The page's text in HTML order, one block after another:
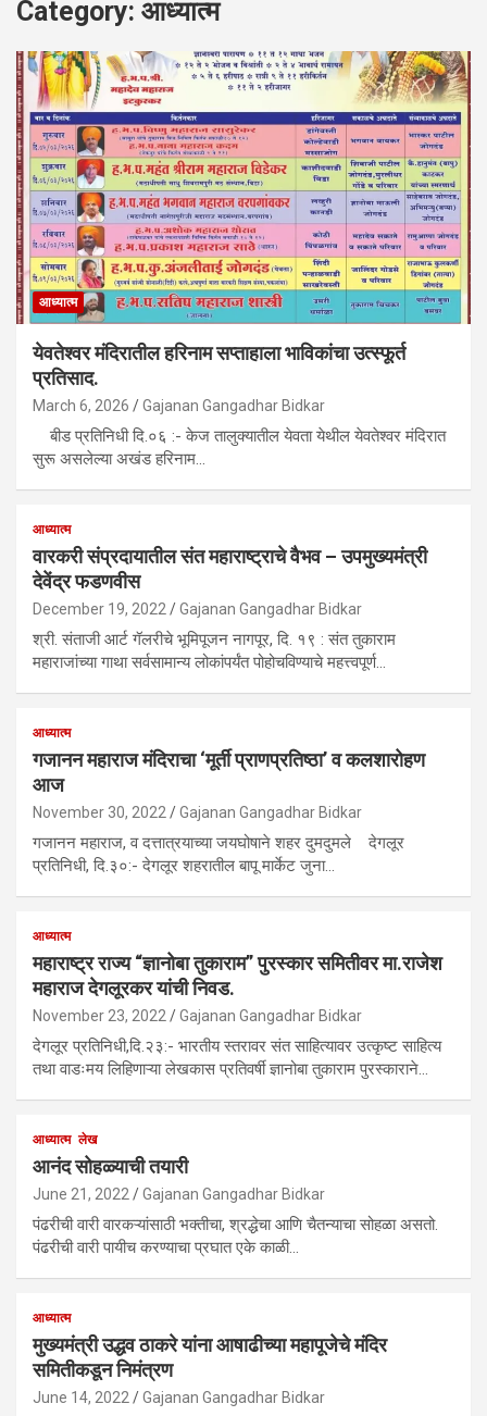
Category: आध्यात्म
आध्यात्म
येवतेश्वर मंदिरातील हरिनाम सप्ताहाला भाविकांचा उत्स्फूर्त
प्रतिसाद.
March 6, 2026 Gajanan Gangadhar Bidkar
बीड प्रतिनिधी दि.०६ :- केज तालुक्यातील येवता येथील येवतेश्वर मंदिरात
सुरू असलेल्या अखंड हरिनाम…
आध्यात्म
वारकरी संप्रदायातील संत महाराष्ट्राचे वैभव – उपमुख्यमंत्री
देवेंद्र फडणवीस
December 19, 2022 Gajanan Gangadhar Bidkar
श्री. संताजी आर्ट गॅलरीचे भूमिपूजन नागपूर, दि. १९ : संत तुकाराम
महाराजांच्या गाथा सर्वसामान्य लोकांपर्यंत पोहोचविण्याचे महत्त्वपूर्ण…
आध्यात्म
गजानन महाराज मंदिराचा ‘मूर्ती प्राणप्रतिष्ठा’ व कलशारोहण
आज
November 30, 2022 Gajanan Gangadhar Bidkar
गजानन महाराज, व दत्तात्रयाच्या जयघोषाने शहर दुमदुमले देगलूर
प्रतिनिधी, दि.३०:- देगलूर शहरातील बापू मार्केट जुना…
आध्यात्म
महाराष्ट्र राज्य “ज्ञानोबा तुकाराम” पुरस्कार समितीवर मा.राजेश
महाराज देगलूरकर यांची निवड.
November 23, 2022 Gajanan Gangadhar Bidkar
देगलूर प्रतिनिधी,दि.२३:- भारतीय स्तरावर संत साहित्यावर उत्कृष्ट साहित्य
तथा वाडःमय लिहिणाऱ्या लेखकास प्रतिवर्षी ज्ञानोबा तुकाराम पुरस्काराने…
आध्यात्म लेख
आनंद सोहळ्याची तयारी
June 21, 2022 Gajanan Gangadhar Bidkar
पंढरीची वारी वारकऱ्यांसाठी भक्तीचा, श्रद्धेचा आणि चैतन्याचा सोहळा असतो.
पंढरीची वारी पायीच करण्याचा प्रघात एके काळी…
आध्यात्म
मुख्यमंत्री उद्धव ठाकरे यांना आषाढीच्या महापूजेचे मंदिर
समितीकडून निमंत्रण
June 14, 2022 Gajanan Gangadhar Bidkar